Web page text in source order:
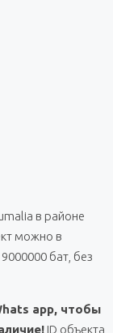
в районе
можно в
бат, без
app, чтобы
ID объекта